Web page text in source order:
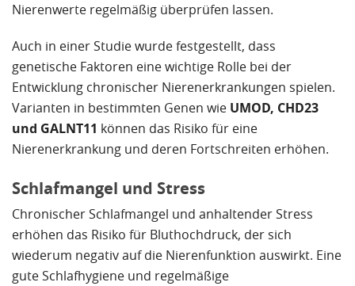
Nierenwerte regelmäßig überprüfen lassen.
Auch in einer Studie wurde festgestellt, dass
genetische Faktoren eine wichtige Rolle bei der
Entwicklung chronischer Nierenerkrankungen spielen.
Varianten in bestimmten Genen wie UMOD, CHD23
und GALNT11 können das Risiko für eine
Nierenerkrankung und deren Fortschreiten erhöhen.
Schlafmangel und Stress
Chronischer Schlafmangel und anhaltender Stress
erhöhen das Risiko für Bluthochdruck, der sich
wiederum negativ auf die Nierenfunktion auswirkt. Eine
gute Schlafhygiene und regelmäßige